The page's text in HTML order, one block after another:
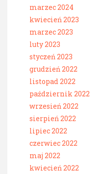
marzec 2024
kwiecień 2023
marzec 2023
luty 2023
styczeń 2023
grudzień 2022
listopad 2022
październik 2022
wrzesień 2022
sierpień 2022
lipiec 2022
czerwiec 2022
maj 2022
kwiecień 2022